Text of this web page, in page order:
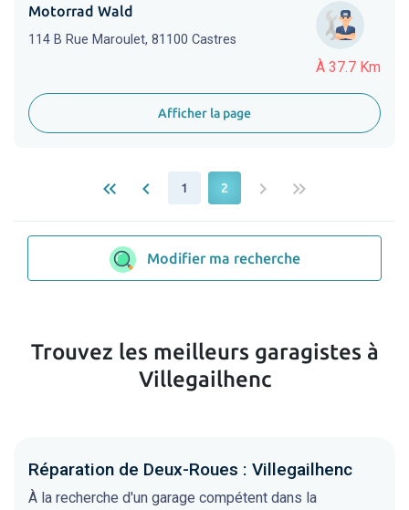
À 37.7 Km
Motorrad Wald
114 B Rue Maroulet, 81100 Castres
Afficher la page
keyboard_double_arrow_left keyboard_arrow_left 1 2 keyboard_arrow_right keyboard_double_arrow_right
Modifier ma recherche
Trouvez les meilleurs garagistes à
Villegailhenc
Réparation de Deux-Roues : Villegailhenc
À la recherche d'un garage compétent dans la